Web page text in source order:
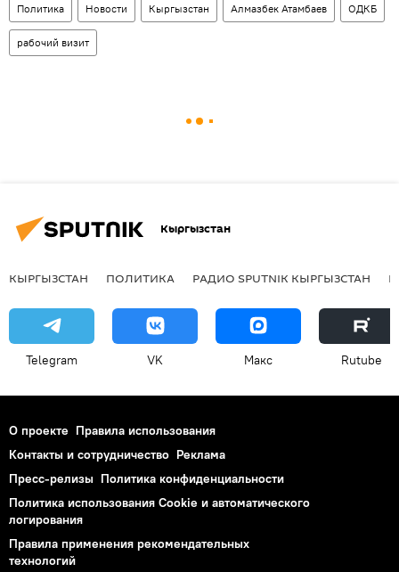
Политика Новости Кыргызстан Алмазбек Атамбаев ОДКБ
рабочий визит
Кыргызстан
КЫРГЫЗСТАН ПОЛИТИКА РАДИО SPUTNIK КЫРГЫЗСТАН
Telegram VK Макс Rutube
О проекте Правила использования
Контакты и сотрудничество Реклама
Пресс-релизы Политика конфиденциальности
Политика использования Cookie и автоматического
логирования
Правила применения рекомендательных
технологий